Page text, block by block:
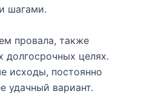
шагами.
провала, также
долгосрочных целях.
исходы, постоянно
удачный вариант.